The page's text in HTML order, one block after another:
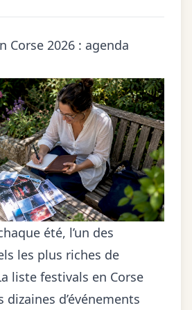
Corse 2026 : agenda
été, l’un des
les plus riches de
liste festivals en Corse
dizaines d’événements